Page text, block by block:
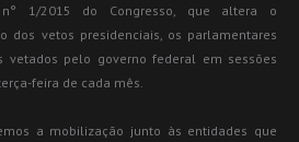
1/2015 do Congresso, que altera o
dos vetos presidenciais, os parlamentares
vetados pelo governo federal em sessões
feira de cada mês.
a mobilização junto às entidades que